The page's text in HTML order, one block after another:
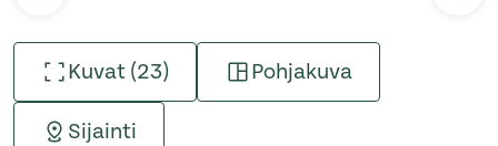
Kuvat (23) Pohjakuva
Sijainti